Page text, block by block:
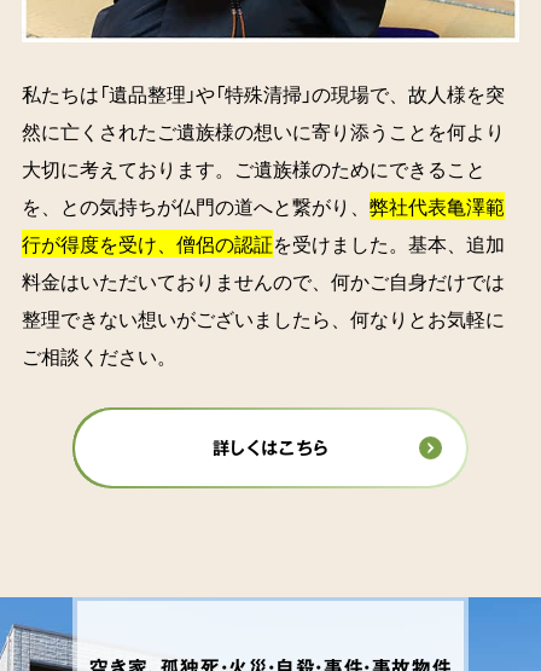
私たちは「遺品整理」や「特殊清掃」の現場で、故人様を突
然に亡くされたご遺族様の想いに寄り添うことを何より
大切に考えております。ご遺族様のためにできること
を、との気持ちが仏門の道へと繋がり、 弊社代表亀澤範
行が得度を受け、僧侶の認証を受けました。基本、追加
料金はいただいておりませんので、何かご自身だけでは
整理できない想いがございましたら、何なりとお気軽に
ご相談ください。
詳しくはこちら